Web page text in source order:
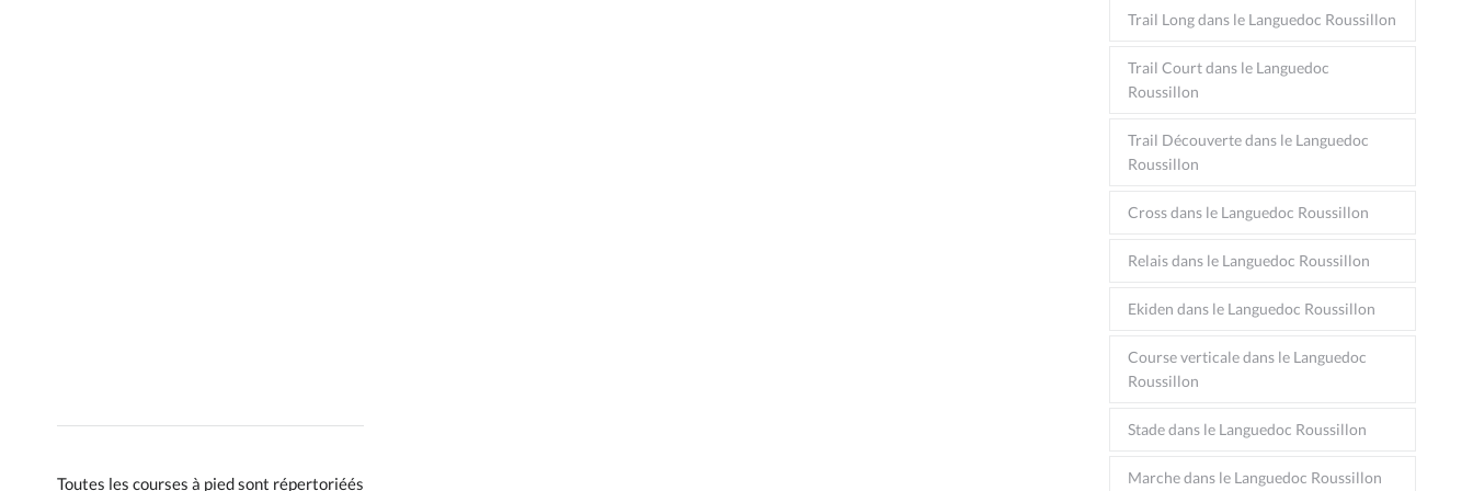
Toutes les courses à pied sont répertoriéés
Trail Long dans le Languedoc Roussillon
Trail Court dans le Languedoc
Roussillon
Trail Découverte dans le Languedoc
Roussillon
Cross dans le Languedoc Roussillon
Relais dans le Languedoc Roussillon
Ekiden dans le Languedoc Roussillon
Course verticale dans le Languedoc
Roussillon
Stade dans le Languedoc Roussillon
Marche dans le Languedoc Roussillon